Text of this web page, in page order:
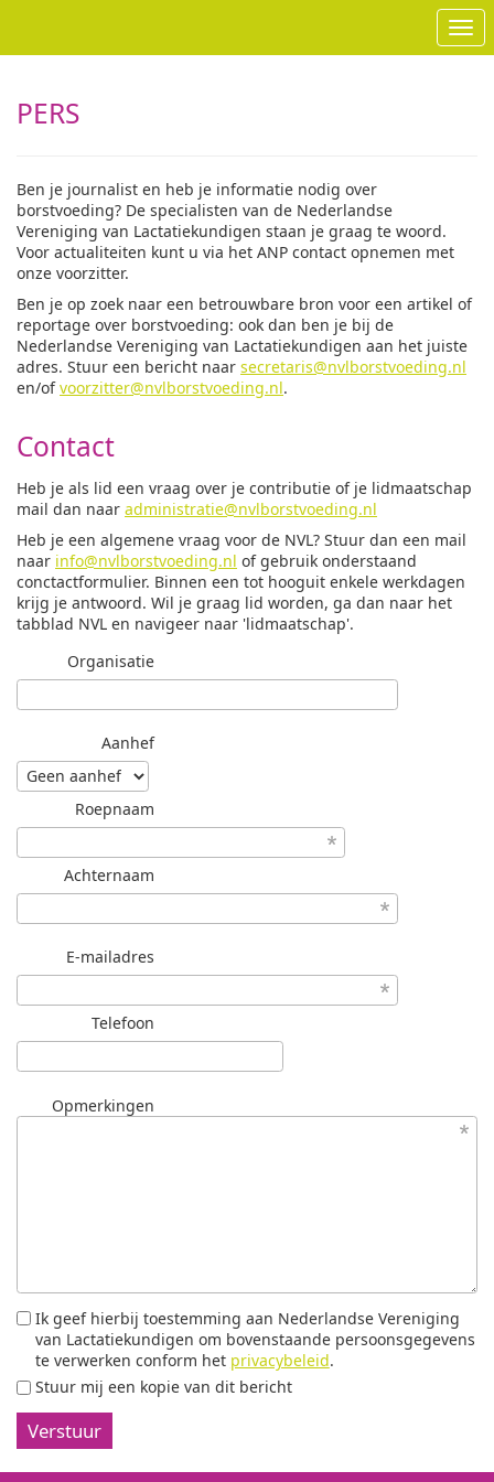
PERS
Ben je journalist en heb je informatie nodig over
borstvoeding? De specialisten van de Nederlandse
Vereniging van Lactatiekundigen staan je graag te woord.
Voor actualiteiten kunt u via het ANP contact opnemen met
onze voorzitter.
Ben je op zoek naar een betrouwbare bron voor een artikel of
reportage over borstvoeding: ook dan ben je bij de
Nederlandse Vereniging van Lactatiekundigen aan het juiste
adres. Stuur een bericht naar secretaris@nvlborstvoeding.nl
en/ofvoorzitter@nvlborstvoeding.nl.
Contact
Heb je als lid een vraag over je contributie of je lidmaatschap
mail dan naar administratie@nvlborstvoeding.nl
Heb je een algemene vraag voor de NVL? Stuur dan een mail
naar info@nvlborstvoeding.nl of gebruik onderstaand
conctactformulier. Binnen een tot hooguit enkele werkdagen
krijg je antwoord. Wil je graag lid worden, ga dan naar het
tabblad NVL en navigeer naar 'lidmaatschap'.
Organisatie
Aanhef
Roepnaam
Achternaam
E-mailadres
Telefoon
Opmerkingen
Ik geef hierbij toestemming aan Nederlandse Vereniging
van Lactatiekundigen om bovenstaande persoonsgegevens
te verwerken conform het privacybeleid.
Stuur mij een kopie van dit bericht
Verstuur